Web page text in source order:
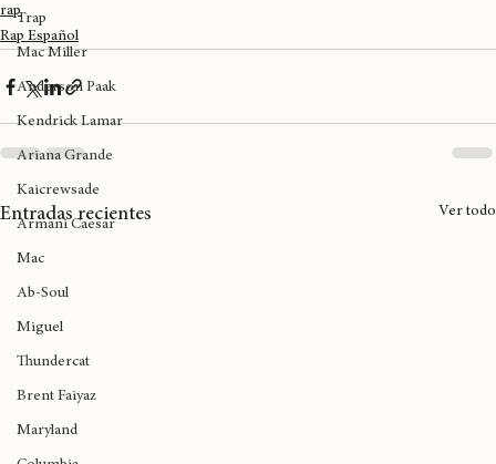
MARIAN
Trap
Mac Miller
Anderson Paak
Kendrick Lamar
Ariana Grande
Kaicrewsade
Armani Caesar
Mac
Ab-Soul
Miguel
Thundercat
Brent Faiyaz
Maryland
Hiphop
rap
Rap Español